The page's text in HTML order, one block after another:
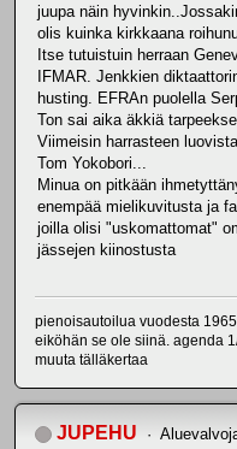
juupa näin
olis kuinka kirkkaana
Itse tutuistuin herraan
IFMAR. Jenkkien
husting. EFRAn puolella
Ton sai aika äkkiä
Viimeisin harrasteen
Tom Yokobori...
Minua on pitkään
enempää mielikuvitusta ja
joilla olisi "uskomattomat"
jässejen kiinostusta
pienoisautoilua vuodesta
eiköhän se ole siinä. agenda
muuta tälläkertaa
JUPEHU